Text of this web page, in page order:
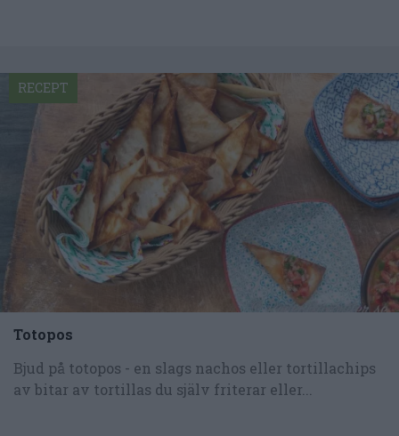
Totopos
Bjud på totopos - en slags nachos eller tortillachips
av bitar av tortillas du själv friterar eller...
RECEPT